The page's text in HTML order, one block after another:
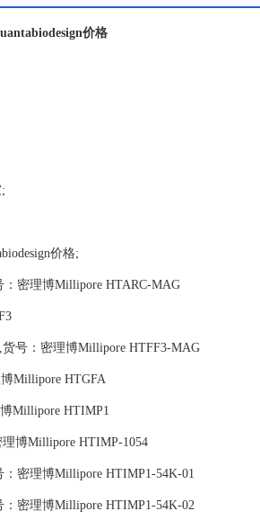
价格
;
价格;
：密理博Millipore HTARC-MAG
号：密理博Millipore HTFF3-MAG
Millipore HTGFA
Millipore HTIMP1
博Millipore HTIMP-1054
：密理博Millipore HTIMP1-54K-01
：密理博Millipore HTIMP1-54K-02